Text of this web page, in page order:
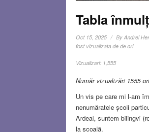
Tabla
Oct 15, 2025 ByAndrei
fost vizualizata de de ori
Vizualizari: 1,555
Număr vizualizări 1555
Un vis pe care mi l-am
nenumăratele școli
Ardeal, suntem bilingvi
la școală.